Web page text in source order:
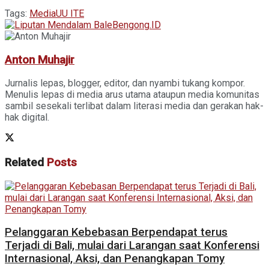
Tags: MediaUU ITE
Anton Muhajir
Jurnalis lepas, blogger, editor, dan nyambi tukang kompor.
Menulis lepas di media arus utama ataupun media komunitas
sambil sesekali terlibat dalam literasi media dan gerakan hak-
hak digital.
Related Posts
Pelanggaran Kebebasan Berpendapat terus
Terjadi di Bali, mulai dari Larangan saat Konferensi
Internasional, Aksi, dan Penangkapan Tomy